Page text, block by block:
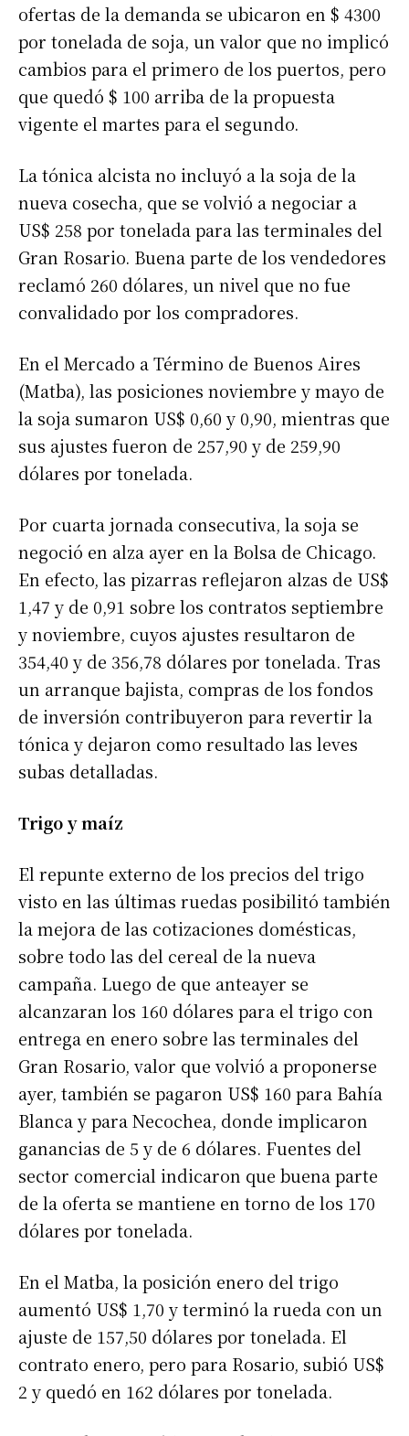
ofertas de la demanda se ubicaron en $ 4300
por tonelada de soja, un valor que no implicó
cambios para el primero de los puertos, pero
que quedó $ 100 arriba de la propuesta
vigente el martes para el segundo.
La tónica alcista no incluyó a la soja de la
nueva cosecha, que se volvió a negociar a
US$ 258 por tonelada para las terminales del
Gran Rosario. Buena parte de los vendedores
reclamó 260 dólares, un nivel que no fue
convalidado por los compradores.
En el Mercado a Término de Buenos Aires
(Matba), las posiciones noviembre y mayo de
la soja sumaron US$ 0,60 y 0,90, mientras que
sus ajustes fueron de 257,90 y de 259,90
dólares por tonelada.
Por cuarta jornada consecutiva, la soja se
negoció en alza ayer en la Bolsa de Chicago.
En efecto, las pizarras reflejaron alzas de US$
1,47 y de 0,91 sobre los contratos septiembre
y noviembre, cuyos ajustes resultaron de
354,40 y de 356,78 dólares por tonelada. Tras
un arranque bajista, compras de los fondos
de inversión contribuyeron para revertir la
tónica y dejaron como resultado las leves
subas detalladas.
Trigo y maíz
El repunte externo de los precios del trigo
visto en las últimas ruedas posibilitó también
la mejora de las cotizaciones domésticas,
sobre todo las del cereal de la nueva
campaña. Luego de que anteayer se
alcanzaran los 160 dólares para el trigo con
entrega en enero sobre las terminales del
Gran Rosario, valor que volvió a proponerse
ayer, también se pagaron US$ 160 para Bahía
Blanca y para Necochea, donde implicaron
ganancias de 5 y de 6 dólares. Fuentes del
sector comercial indicaron que buena parte
de la oferta se mantiene en torno de los 170
dólares por tonelada.
En el Matba, la posición enero del trigo
aumentó US$ 1,70 y terminó la rueda con un
ajuste de 157,50 dólares por tonelada. El
contrato enero, pero para Rosario, subió US$
2 y quedó en 162 dólares por tonelada.